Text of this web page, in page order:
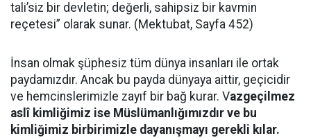
tali’siz bir devletin; değerli, sahipsiz bir kavmin
reçetesi” olarak sunar. (Mektubat, Sayfa 452)
İnsan olmak şüphesiz tüm dünya insanları ile ortak
paydamızdır. Ancak bu payda dünyaya aittir, geçicidir
ve hemcinslerimizle zayıf bir bağ kurar. Vazgeçilmez
aslî kimliğimiz ise Müslümanlığımızdır ve bu
kimliğimiz birbirimizle dayanışmayı gerekli kılar.